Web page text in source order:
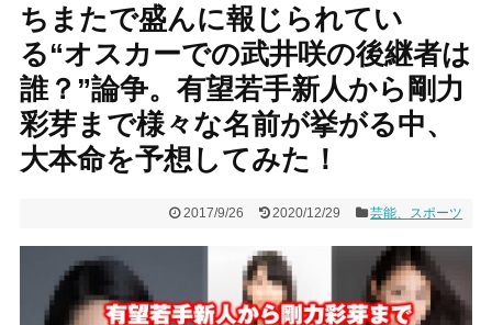
ちまたで盛んに報じられてい
る“オスカーでの武井咲の後継者は
誰？”論争。有望若手新人から剛力
彩芽まで様々な名前が挙がる中、
大本命を予想してみた！
2017/9/26 2020/12/29 芸能、スポーツ